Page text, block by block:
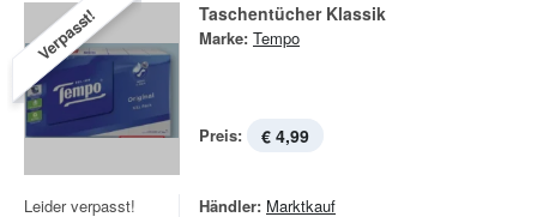
Verpasst! Taschentücher Klassik
Marke: Tempo
Preis: € 4,99
Leider verpasst!
Händler: Marktkauf